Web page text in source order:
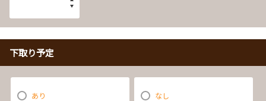
下取り予定
あり なし